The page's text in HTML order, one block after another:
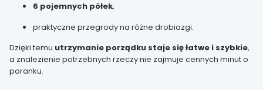
6 pojemnych półek,
praktyczne przegrody na różne drobiazgi.
Dzięki temu utrzymanie porządku staje się łatwe i szybkie,
a znalezienie potrzebnych rzeczy nie zajmuje cennych minut o
poranku.